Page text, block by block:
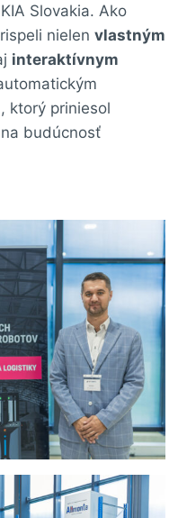
Slovakia. Ako
nielen vlastným
interaktívnym
ktorý priniesol
budúcnosť